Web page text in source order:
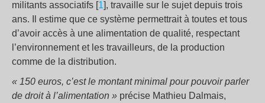
militants associatifs [1], travaille sur le sujet depuis trois
ans. Il estime que ce système permettrait à toutes et tous
d’avoir accès à une alimentation de qualité, respectant
l’environnement et les travailleurs, de la production
comme de la distribution.
« 150 euros, c’est le montant minimal pour pouvoir parler
de droit à l’alimentation » précise Mathieu Dalmais,